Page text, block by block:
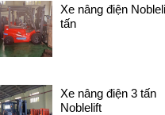
Xe nâng điện
tấn
Xe nâng điện 3 tấn
Noblelift